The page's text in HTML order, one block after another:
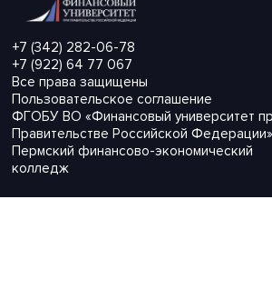
+7 (342) 282-06-78
+7 (922) 64 77 067
Все права защищены
Пользовательское соглашение
ФГОБУ ВО «Финансовый университет
Правительстве Российской Федерации»
Пермский финансово-экономический
колледж